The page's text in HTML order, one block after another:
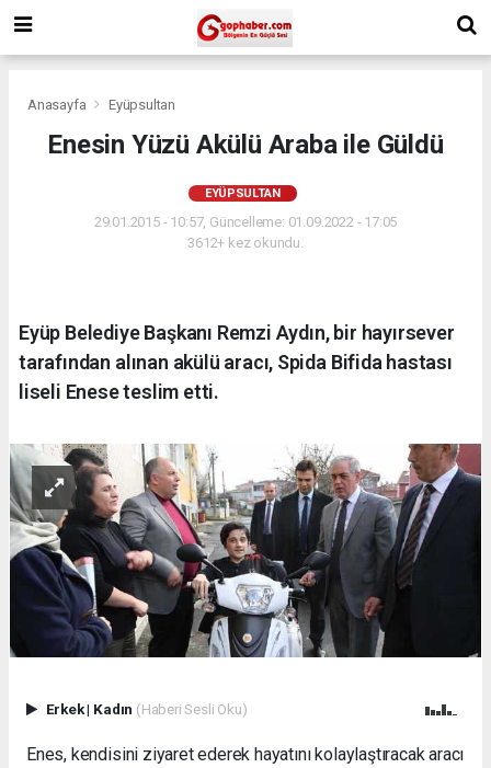
Anasayfa Eyüpsultan
Enesin Yüzü Akülü Araba ile Güldü
EYÜPSULTAN
29.01.2015 - 10:57, Güncelleme: 01.09.2022 - 17:05
3612+ kez okundu.
Eyüp Belediye Başkanı Remzi Aydın, bir hayırsever
tarafından alınan akülü aracı, Spida Bifida hastası
liseli Enese teslim etti.
Erkek| Kadın (Haberi Sesli Oku)
Enes, kendisini ziyaret ederek hayatını kolaylaştıracak aracı